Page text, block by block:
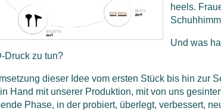
heels.
Und was
Druck zu tun?
dieser Idee vom ersten Stück bis hin zur
Hand mit unserer Produktion, mit von uns
Phase, in der probiert, überlegt, verbessert,